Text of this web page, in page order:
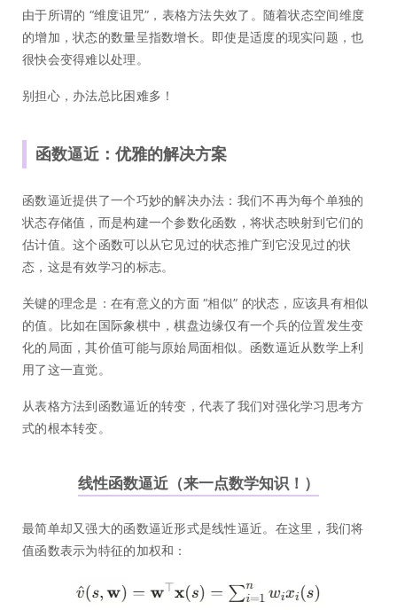
由于所谓的 “维度诅咒”，表格方法失效了。随着状态空间维度
的增加，状态的数量呈指数增长。即使是适度的现实问题，也
很快会变得难以处理。
别担心，办法总比困难多！
函数逼近：优雅的解决方案
函数逼近提供了一个巧妙的解决办法：我们不再为每个单独的
状态存储值，而是构建一个参数化函数，将状态映射到它们的
估计值。这个函数可以从它见过的状态推广到它没见过的状
态，这是有效学习的标志。
关键的理念是：在有意义的方面 “相似” 的状态，应该具有相似
的值。比如在国际象棋中，棋盘边缘仅有一个兵的位置发生变
化的局面，其价值可能与原始局面相似。函数逼近从数学上利
用了这一直觉。
从表格方法到函数逼近的转变，代表了我们对强化学习思考方
式的根本转变。
线性函数逼近（来一点数学知识！）
最简单却又强大的函数逼近形式是线性逼近。在这里，我们将
值函数表示为特征的加权和：